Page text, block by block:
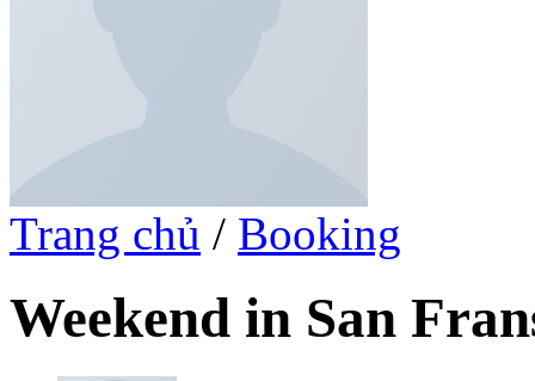
Trang chủ / Booking
Weekend in San